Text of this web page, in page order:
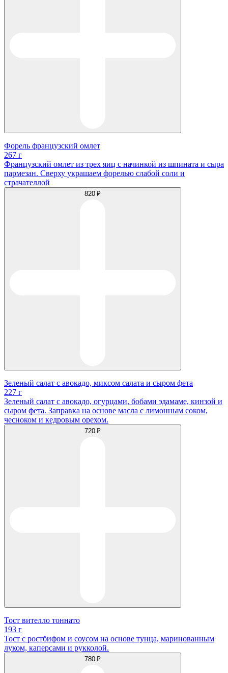
Форель французский омлет
267 г
Французский омлет из трех яиц с начинкой из шпината и сыра
пармезан. Сверху украшаем форелью слабой соли и
страчателлой
820 ₽
Зеленый салат с авокадо, миксом салата и сыром фета
227 г
Зеленый салат с авокадо, огурцами, бобами эдамаме, кинзой и
сыром фета. Заправка на основе масла с лимонным соком,
чесноком и кедровым орехом.
720 ₽
Тост вителло тоннато
193 г
Тост с ростбифом и соусом на основе тунца, маринованным
луком, каперсами и рукколой.
780 ₽